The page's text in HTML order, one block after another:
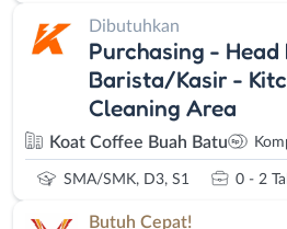
Dibutuhkan
Purchasing -
Barista/Kasir -
Cleaning Area
Koat Coffee Buah Batu
SMA/SMK, D3, S1 0 - 2
Butuh Cepat!